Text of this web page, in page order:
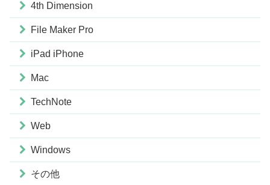
4th Dimension
File Maker Pro
iPad iPhone
Mac
TechNote
Web
Windows
その他